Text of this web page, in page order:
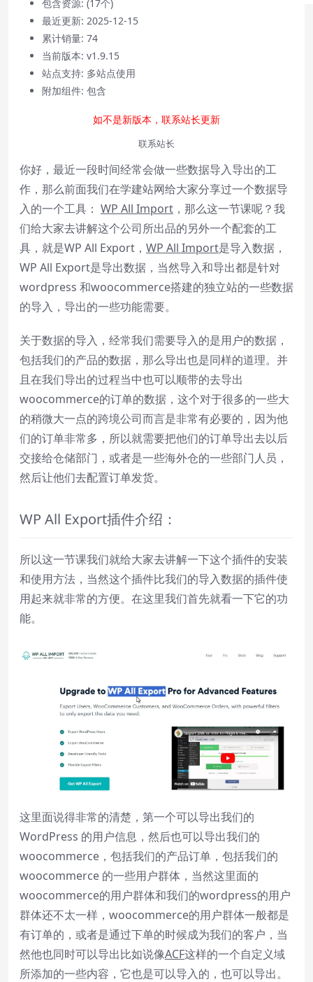
Play
Video
Play
Mute
Current Time0:00
/
Duration0:00
Loaded:0%
Stream TypeLIVE
Seek to live, currently behind live
1x
Playback Rate
Chapters
Chapters
Descriptions
descriptions off, selected
subtitles settings, opens subtitles
Audio Track
Picture-in-Picture
Fullscreen
Beginning of dialog window. Escape will
Text
Color
Transparency
Background
Transparency
Window
Color
Transparency
Font Size
Text Edge Style
Font Family
包含资源: (17个)
最近更新: 2025-12-15
累计销量: 74
当前版本: v1.9.15
站点支持: 多站点使用
附加组件: 包含
如不是新版本，联系站长更新
联系站长
你好，最近一段时间经常会做一些数据导入导出的工
作，那么前面我们在学建站网给大家分享过一个数据导
入的一个工具： WP All Import ，那么这一节课呢？我
们给大家去讲解这个公司所出品的另外一个配套的工
具，就是WP All Export， WP All Import是导入数据，
WP All Export是导出数据，当然导入和导出都是针对
wordpress 和woocommerce搭建的独立站的一些数据
的导入，导出的一些功能需要。
关于数据的导入，经常我们需要导入的是用户的数据，
包括我们的产品的数据，那么导出也是同样的道理。并
且在我们导出的过程当中也可以顺带的去导出
woocommerce的订单的数据，这个对于很多的一些大
的稍微大一点的跨境公司而言是非常有必要的，因为他
们的订单非常多，所以就需要把他们的订单导出去以后
交接给仓储部门，或者是一些海外仓的一些部门人员，
然后让他们去配置订单发货。
WP All Export插件介绍：
所以这一节课我们就给大家去讲解一下这个插件的安装
和使用方法，当然这个插件比我们的导入数据的插件使
用起来就非常的方便。在这里我们首先就看一下它的功
能。
这里面说得非常的清楚，第一个可以导出我们的
WordPress 的用户信息，然后也可以导出我们的
woocommerce，包括我们的产品订单，包括我们的
woocommerce 的一些用户群体，当然这里面的
woocommerce的用户群体和我们的wordpress的用户
群体还不太一样，woocommerce的用户群体一般都是
有订单的，或者是通过下单的时候成为我们的客户，当
然他也同时可以导出比如说像ACF这样的一个自定义域
所添加的一些内容，它也是可以导入的，也可以导出。